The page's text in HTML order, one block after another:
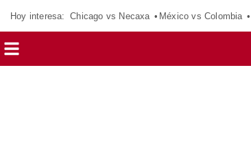
Hoy interesa: Chicago vs Necaxa México vs Colombia